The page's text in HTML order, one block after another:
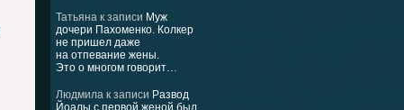
Татьяна к записи Муж
дочери Пахоменко. Колкер
не пришел даже
на отпевание жены.
Это о многом говорит…
Людмила к записи Развод
Йоалы с первой женой был